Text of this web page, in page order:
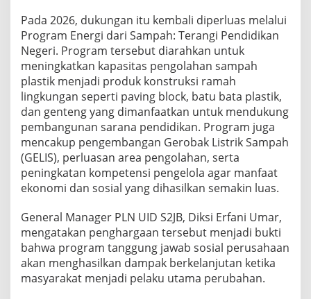
Pada 2026, dukungan itu kembali diperluas melalui
Program Energi dari Sampah: Terangi Pendidikan
Negeri. Program tersebut diarahkan untuk
meningkatkan kapasitas pengolahan sampah
plastik menjadi produk konstruksi ramah
lingkungan seperti paving block, batu bata plastik,
dan genteng yang dimanfaatkan untuk mendukung
pembangunan sarana pendidikan. Program juga
mencakup pengembangan Gerobak Listrik Sampah
(GELIS), perluasan area pengolahan, serta
peningkatan kompetensi pengelola agar manfaat
ekonomi dan sosial yang dihasilkan semakin luas.
General Manager PLN UID S2JB, Diksi Erfani Umar,
mengatakan penghargaan tersebut menjadi bukti
bahwa program tanggung jawab sosial perusahaan
akan menghasilkan dampak berkelanjutan ketika
masyarakat menjadi pelaku utama perubahan.